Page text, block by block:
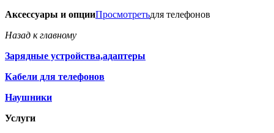
Аксессуары и опцииПросмотретьдля телефонов
Назад к главному
Зарядные устройства,адаптеры
Кабели для телефонов
Наушники
Услуги